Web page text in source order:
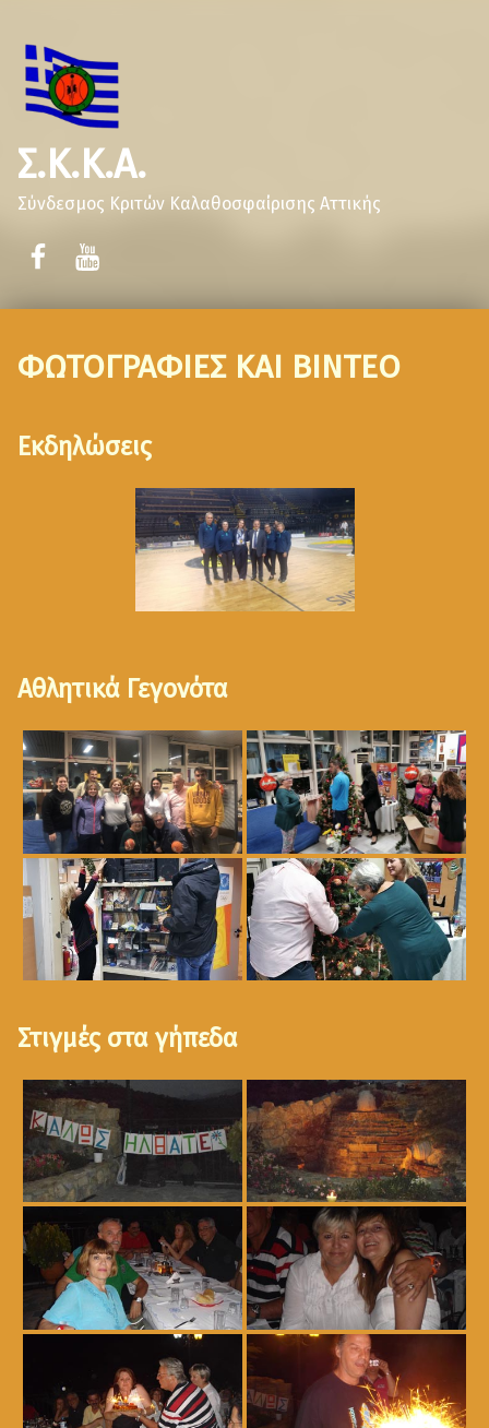
Σ.Κ.Κ.Α.
Σύνδεσμος Κριτών Καλαθοσφαίρισης Αττικής
ΦΩΤΟΓΡΑΦΙΕΣ ΚΑΙ ΒΙΝΤΕΟ
Εκδηλώσεις
Αθλητικά Γεγονότα
Στιγμές στα γήπεδα